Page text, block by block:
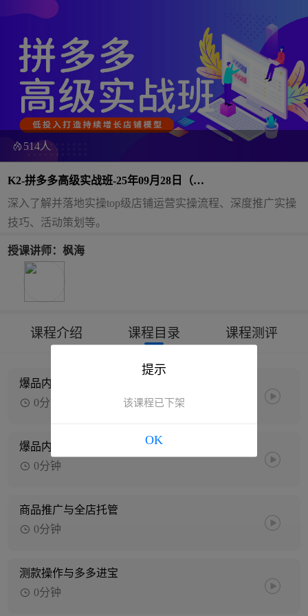
514人
K2-拼多多高级实战班-25年09月28日（双
师）
深入了解并落地实操top级店铺运营实操流程、深度推广实操
技巧、活动策划等。
授课讲师：枫海
课程介绍 课程目录 课程测评
爆品内功策划-上篇
0分钟
爆品内功策划-下篇
0分钟
商品推广与全店托管
0分钟
测款操作与多多进宝
0分钟
提示
该课程已下架
OK